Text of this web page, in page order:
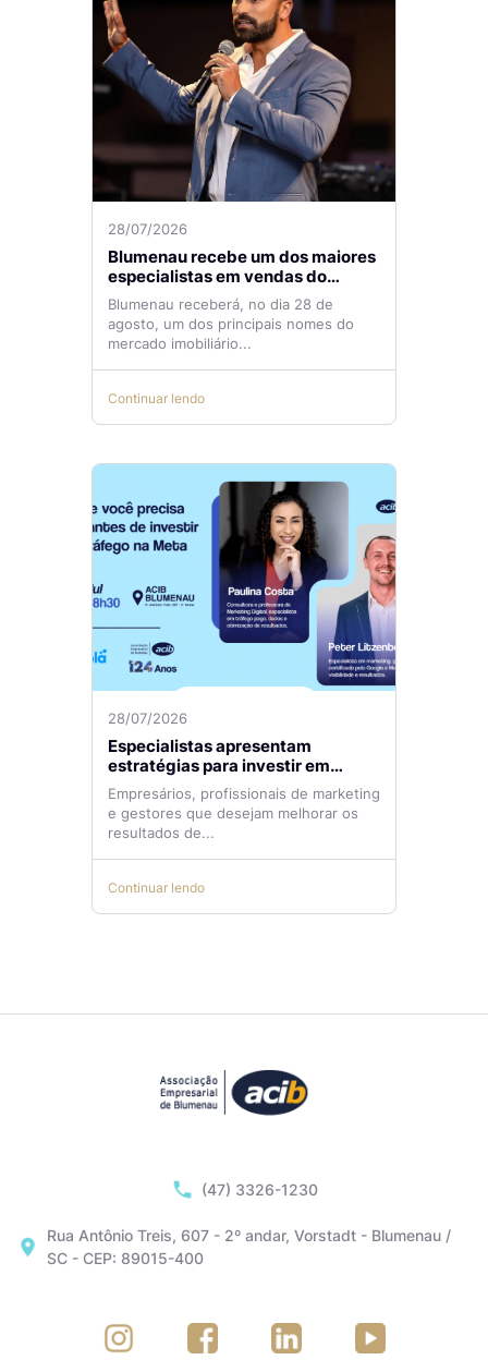
28/07/2026
Blumenau recebe um dos maiores
especialistas em vendas do
mercado imobiliário
Blumenau receberá, no dia 28 de
agosto, um dos principais nomes do
mercado imobiliário...
Continuar lendo
28/07/2026
Especialistas apresentam
estratégias para investir em
tráfego pago com mais eficiência
Empresários, profissionais de marketing
e gestores que desejam melhorar os
resultados de...
Continuar lendo
(47) 3326-1230
Rua Antônio Treis, 607 - 2º andar, Vorstadt - Blumenau /
SC - CEP: 89015-400